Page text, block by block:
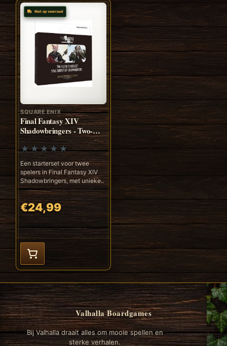
Niet op voorraad
SQUARE ENIX
Final Fantasy XIV
Shadowbringers - Two-
Player Starter Set
Een starterset voor twee
spelers in Final Fantasy XIV
Shadowbringers, met unieke..
€24,99
Valhalla Boardgames
Bij Valhalla draait alles om mooie spellen en
sterke verhalen.